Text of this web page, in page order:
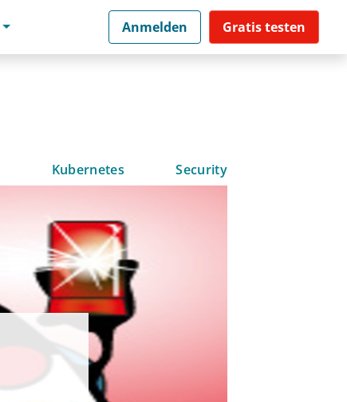
Anmelden Gratis testen
Kubernetes Security